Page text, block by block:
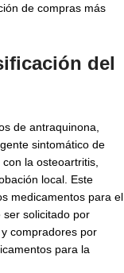
de compras más
del
de antraquinona,
sintomático de
la osteoartritis,
local. Este
medicamentos para el
ser solicitado por
compradores por
para la